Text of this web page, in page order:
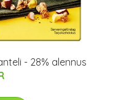
- 28% alennus